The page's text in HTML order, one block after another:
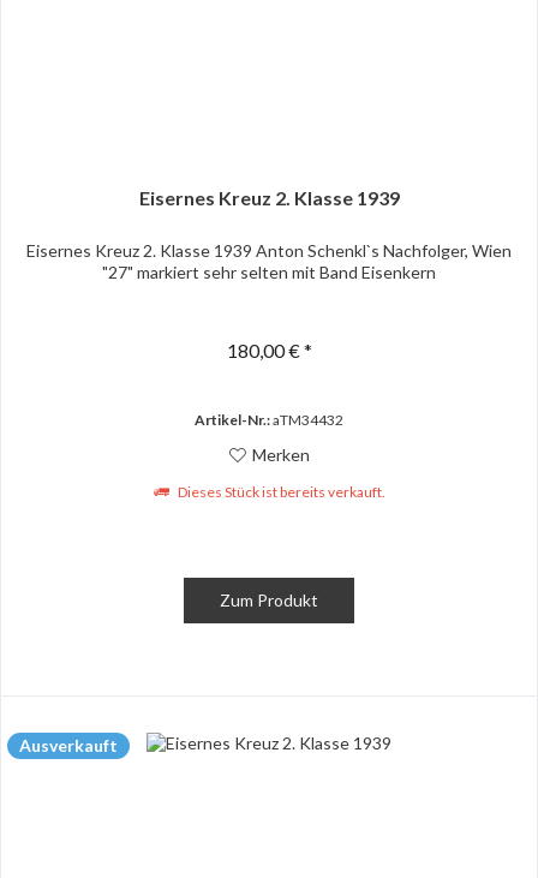
Eisernes Kreuz 2. Klasse 1939
Eisernes Kreuz 2. Klasse 1939 Anton Schenkl`s Nachfolger, Wien
"27" markiert sehr selten mit Band Eisenkern
180,00 € *
Artikel-Nr.:aTM34432
Merken
Dieses Stück ist bereits verkauft.
Zum Produkt
Ausverkauft